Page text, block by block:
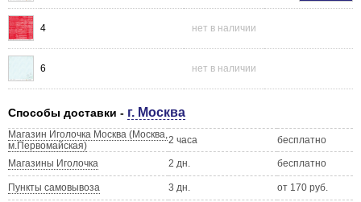
4 нет в наличии
6 нет в наличии
Способы доставки - г. Москва
Магазин Иголочка Москва (Москва,
м.Первомайская)
2 часа бесплатно
Магазины Иголочка 2 дн. бесплатно
Пункты самовывоза 3 дн. от 170 руб.